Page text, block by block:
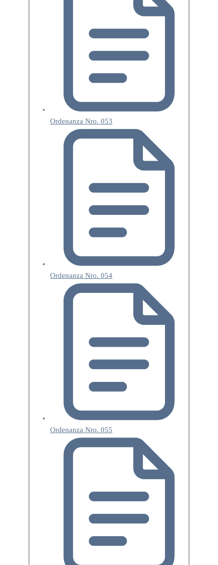
Ordenanza Nro. 053
Ordenanza Nro. 054
Ordenanza Nro. 055